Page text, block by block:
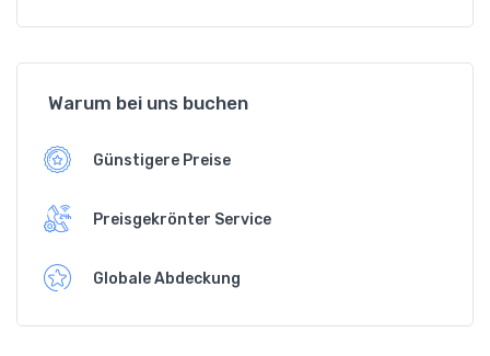
Warum bei uns buchen
Günstigere Preise
Preisgekrönter Service
Globale Abdeckung